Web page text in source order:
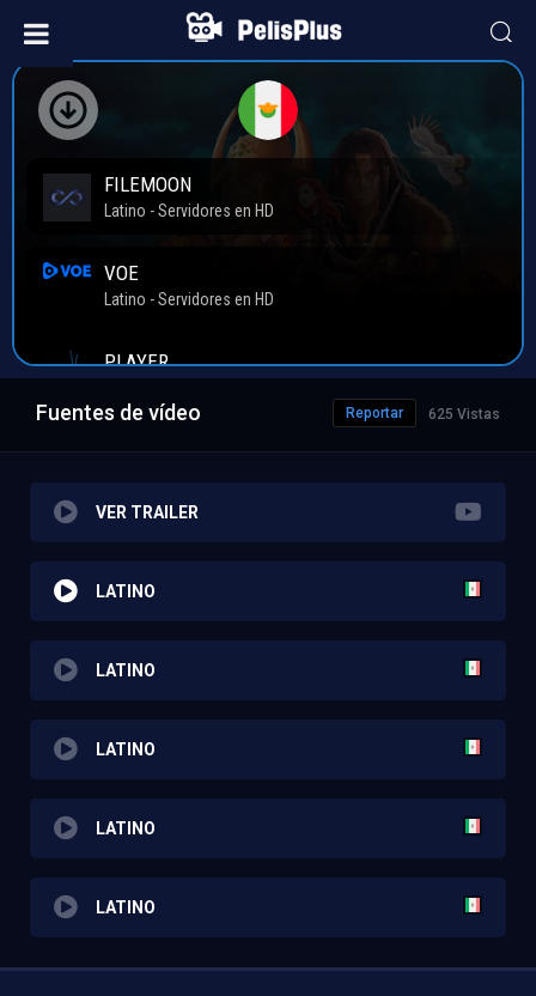
Fuentes de vídeo 625 Vistas
Reportar
VER TRAILER
LATINO
LATINO
LATINO
LATINO
LATINO